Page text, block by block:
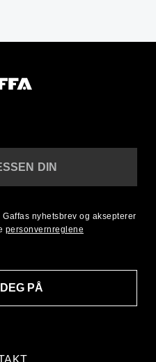
DIN
PÅ
nyhetsbrev og aksepterer
personvernreglene